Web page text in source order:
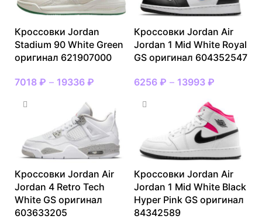
Кроссовки Jordan
Stadium 90 White Green
оригинал 621907000
7018 ₽ – 19336 ₽
Кроссовки Jordan Air
Jordan 1 Mid White Royal
GS оригинал 604352547
6256 ₽ – 13993 ₽
Кроссовки Jordan Air
Jordan 4 Retro Tech
White GS оригинал
603633205
Кроссовки Jordan Air
Jordan 1 Mid White Black
Hyper Pink GS оригинал
84342589